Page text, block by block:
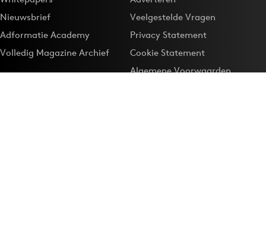
Nieuwsbrief
Adformatie Academy
Volledig Magazine Archief
Veelgestelde Vragen
Privacy Statement
Cookie Statement
Algemene Voorwaarden